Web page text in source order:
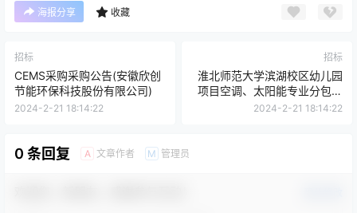
海报分享 收藏
招标
CEMS采购采购公告(安徽欣创
节能环保科技股份有限公司)
2024-2-21 18:14:22
招标
淮北师范大学滨湖校区幼儿园
项目空调、太阳能专业分包工
程招标公告(一次)
2024-2-21 18:14:22
0 条回复 A 文章作者 M 管理员